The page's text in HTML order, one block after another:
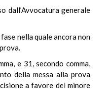
dall’Avvocatura generale
nella quale ancora non
e 31, secondo comma,
della messa alla prova
a favore del minore